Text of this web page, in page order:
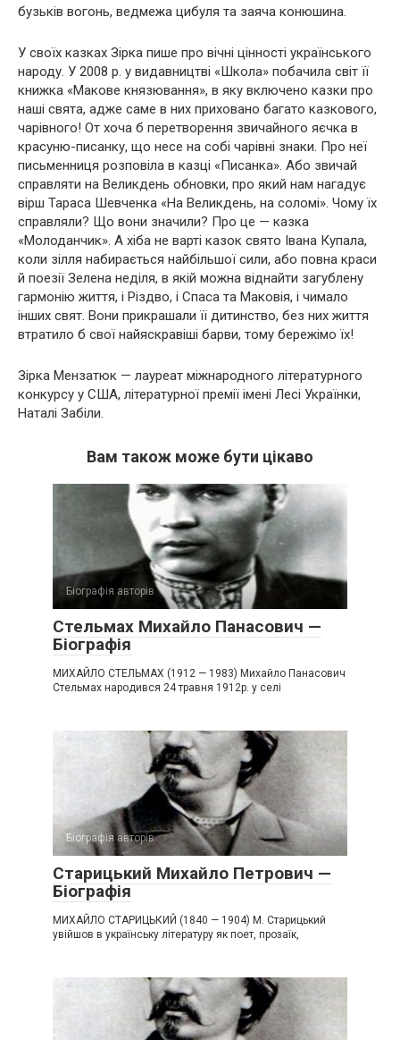
бузьків вогонь, ведмежа цибуля та заяча конюшина.
У своїх казках Зірка пише про вічні цінності українського
народу. У 2008 р. у видавництві «Школа» побачила світ її
книжка «Макове князювання», в яку включено казки про
наші свята, адже саме в них приховано багато казкового,
чарівного! От хоча б перетворення звичайного яєчка в
красуню-писанку, що несе на собі чарівні знаки. Про неї
письменниця розповіла в казці «Писанка». Або звичай
справляти на Великдень обновки, про який нам нагадує
вірш Тараса Шевченка «На Великдень, на соломі». Чому їх
справляли? Що вони значили? Про це — казка
«Молоданчик». А хіба не варті казок свято Івана Купала,
коли зілля набирається найбільшої сили, або повна краси
й поезії Зелена неділя, в якій можна віднайти загублену
гармонію життя, і Різдво, і Спаса та Маковія, і чимало
інших свят. Вони прикрашали її дитинство, без них життя
втратило б свої найяскравіші барви, тому бережімо їх!
Зірка Мензатюк — лауреат міжнародного літературного
конкурсу у США, літературної премії імені Лесі Українки,
Наталі Забіли.
Вам також може бути цікаво
Біографія авторів
Стельмах Михайло Панасович —
Біографія
МИХАЙЛО СТЕЛЬМАХ (1912 — 1983) Михайло Панасович
Стельмах народився 24 травня 1912р. у селі
Біографія авторів
Старицький Михайло Петрович —
Біографія
МИХАЙЛО СТАРИЦЬКИЙ (1840 — 1904) М. Старицький
увійшов в українську літературу як поет, прозаїк,